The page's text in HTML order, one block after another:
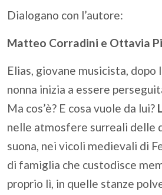
Dialogano con l’autore:
Matteo Corradini e Ottavia
Elias, giovane musicista, dopo
nonna inizia a essere
Ma cos’è? E cosa vuole da lui?
nelle atmosfere surreali delle
suona, nei vicoli medievali di
di famiglia che custodisce
proprio lì, in quelle stanze